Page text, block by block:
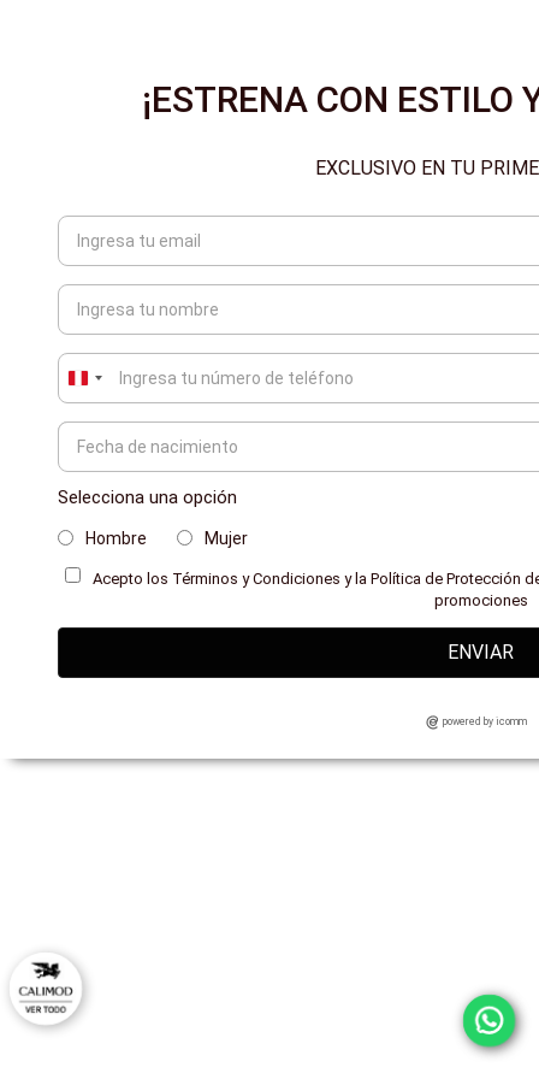
¡ESTRENA CON ESTILO
EXCLUSIVO EN TU
Peru
+51
Selecciona una opción
Hombre Mujer
Acepto los Términos y Condiciones y la Política de Protección
promociones
ENVIAR
powered by icomm